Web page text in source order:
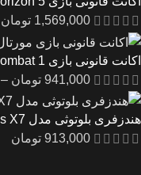
1,569,000 تومان
اکانت قانونی بازی Mortal Kombat 1
941,000 تومان –
هندزفری بلوتوثی مدل AirPods X7
913,000 تومان